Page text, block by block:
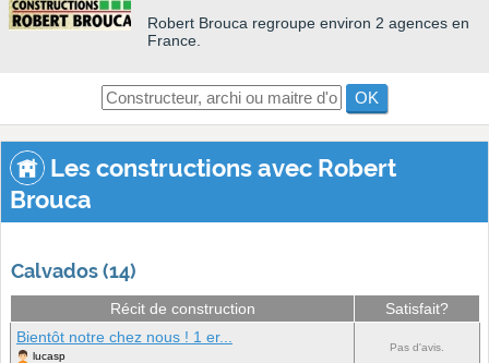
Robert Brouca regroupe environ 2 agences en
France.
OK
Les constructions avec Robert
Brouca
Calvados (14)
Récit de construction
Satisfait?
Bientôt notre chez nous ! 1 er...
lucasp
Pas d'avis.